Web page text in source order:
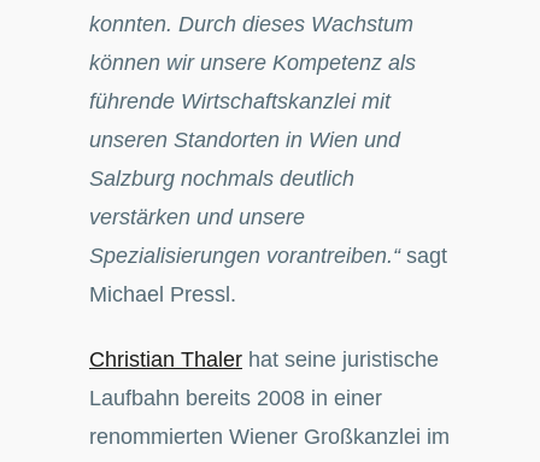
konnten. Durch dieses Wachstum
können wir unsere Kompetenz als
führende Wirtschaftskanzlei mit
unseren Standorten in Wien und
Salzburg nochmals deutlich
verstärken und unsere
Spezialisierungen vorantreiben.“sagt
Michael Pressl.
Christian Thaler hat seine juristische
Laufbahn bereits 2008 in einer
renommierten Wiener Großkanzlei im